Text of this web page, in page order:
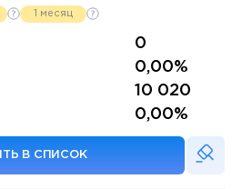
1 месяц
0
0,00%
10 020
0,00%
В СПИСОК